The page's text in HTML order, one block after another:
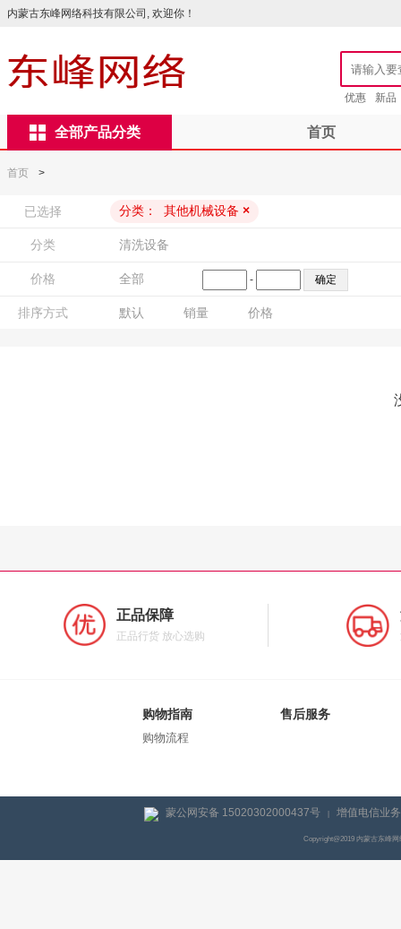
内蒙古东峰网络科技有限公司, 欢迎你！
优惠 新品
全部产品分类 首页
首页 >
已选择 分类： 其他机械设备 ×
分类 清洗设备
价格 全部 -
排序方式 默认 销量 价格
正品保障
正品行货 放心选购
购物指南
购物流程
售后服务
蒙公网安备 15020302000437号 | 增值电信业
Copyright@2019 内蒙古东峰